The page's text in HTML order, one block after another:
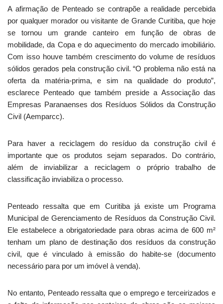
A afirmação de Penteado se contrapõe a realidade percebida
por qualquer morador ou visitante de Grande Curitiba, que hoje
se tornou um grande canteiro em função de obras de
mobilidade, da Copa e do aquecimento do mercado imobiliário.
Com isso houve também crescimento do volume de resíduos
sólidos gerados pela construção civil. “O problema não está na
oferta da matéria-prima, e sim na qualidade do produto”,
esclarece Penteado que também preside a Associação das
Empresas Paranaenses dos Resíduos Sólidos da Construção
Civil (Aemparcc).
Para haver a reciclagem do resíduo da construção civil é
importante que os produtos sejam separados. Do contrário,
além de inviabilizar a reciclagem o próprio trabalho de
classificação inviabiliza o processo.
Penteado ressalta que em Curitiba já existe um Programa
Municipal de Gerenciamento de Resíduos da Construção Civil.
Ele estabelece a obrigatoriedade para obras acima de 600 m²
tenham um plano de destinação dos resíduos da construção
civil, que é vinculado à emissão do habite-se (documento
necessário para por um imóvel à venda).
No entanto, Penteado ressalta que o emprego e terceirizados e